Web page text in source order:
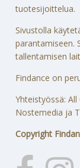
tuotesijoittelua.
Sivustolla
parantamiseen.
tallentamisen
Findance on
Yhteistyössä:
Nostemedia ja
Copyright